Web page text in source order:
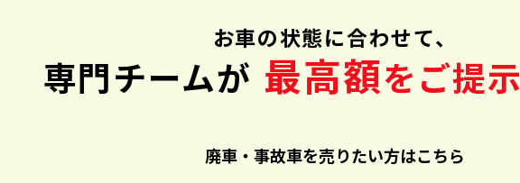
お車の状態に合わせて、
専門チームが 最高額をご提示
廃車・事故車を売りたい方はこちら